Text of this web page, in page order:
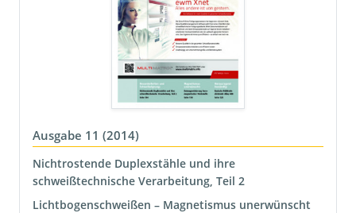
Ausgabe 11 (2014)
Nichtrostende Duplexstähle und ihre
schweißtechnische Verarbeitung, Teil 2
Lichtbogenschweißen – Magnetismus unerwünscht